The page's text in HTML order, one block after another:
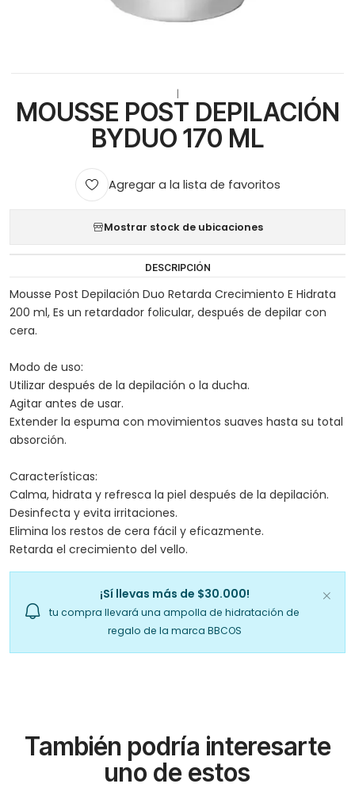
MOUSSE POST DEPILACIÓN
BYDUO 170 ML
Agregar a la lista de favoritos
Mostrar stock de ubicaciones
DESCRIPCIÓN
Mousse Post Depilación Duo Retarda Crecimiento E Hidrata
200 ml, Es un retardador folicular, después de depilar con
cera.
Modo de uso:
Utilizar después de la depilación o la ducha.
Agitar antes de usar.
Extender la espuma con movimientos suaves hasta su total
absorción.
Características:
Calma, hidrata y refresca la piel después de la depilación.
Desinfecta y evita irritaciones.
Elimina los restos de cera fácil y eficazmente.
Retarda el crecimiento del vello.
¡Sí llevas más de $30.000!
tu compra llevará una ampolla de hidratación de
regalo de la marca BBCOS
También podría interesarte
uno de estos